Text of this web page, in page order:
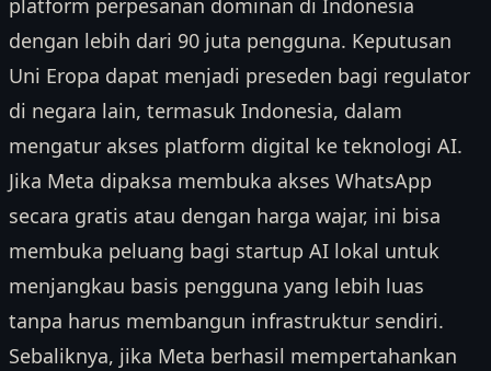
platform perpesanan dominan di Indonesia
dengan lebih dari 90 juta pengguna. Keputusan
Uni Eropa dapat menjadi preseden bagi regulator
di negara lain, termasuk Indonesia, dalam
mengatur akses platform digital ke teknologi AI.
Jika Meta dipaksa membuka akses WhatsApp
secara gratis atau dengan harga wajar, ini bisa
membuka peluang bagi startup AI lokal untuk
menjangkau basis pengguna yang lebih luas
tanpa harus membangun infrastruktur sendiri.
Sebaliknya, jika Meta berhasil mempertahankan